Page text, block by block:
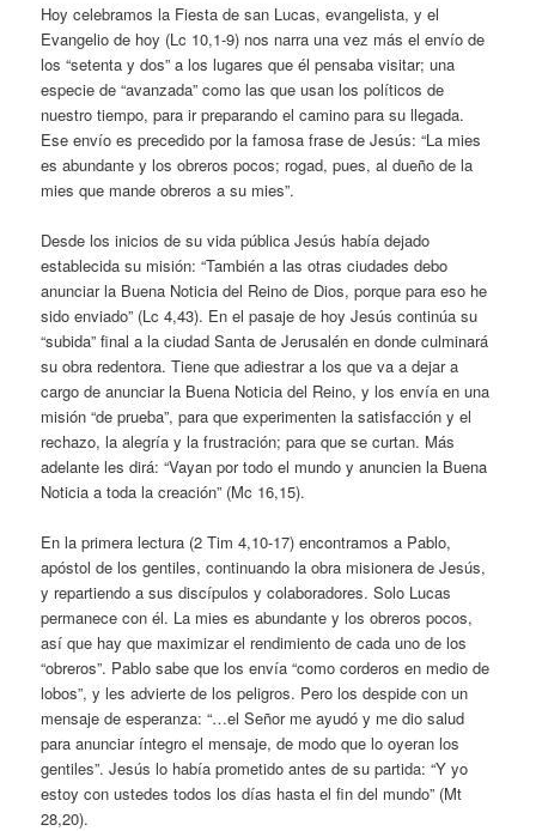
Hoy celebramos la Fiesta de san Lucas, evangelista, y el
Evangelio de hoy (Lc 10,1-9) nos narra una vez más el envío de
los “setenta y dos” a los lugares que él pensaba visitar; una
especie de “avanzada” como las que usan los políticos de
nuestro tiempo, para ir preparando el camino para su llegada.
Ese envío es precedido por la famosa frase de Jesús: “La mies
es abundante y los obreros pocos; rogad, pues, al dueño de la
mies que mande obreros a su mies”.
Desde los inicios de su vida pública Jesús había dejado
establecida su misión: “También a las otras ciudades debo
anunciar la Buena Noticia del Reino de Dios, porque para eso he
sido enviado” (Lc 4,43). En el pasaje de hoy Jesús continúa su
“subida” final a la ciudad Santa de Jerusalén en donde culminará
su obra redentora. Tiene que adiestrar a los que va a dejar a
cargo de anunciar la Buena Noticia del Reino, y los envía en una
misión “de prueba”, para que experimenten la satisfacción y el
rechazo, la alegría y la frustración; para que se curtan. Más
adelante les dirá: “Vayan por todo el mundo y anuncien la Buena
Noticia a toda la creación” (Mc 16,15).
En la primera lectura (2 Tim 4,10-17) encontramos a Pablo,
apóstol de los gentiles, continuando la obra misionera de Jesús,
y repartiendo a sus discípulos y colaboradores. Solo Lucas
permanece con él. La mies es abundante y los obreros pocos,
así que hay que maximizar el rendimiento de cada uno de los
“obreros”. Pablo sabe que los envía “como corderos en medio de
lobos”, y les advierte de los peligros. Pero los despide con un
mensaje de esperanza: “…el Señor me ayudó y me dio salud
para anunciar íntegro el mensaje, de modo que lo oyeran los
gentiles”. Jesús lo había prometido antes de su partida: “Y yo
estoy con ustedes todos los días hasta el fin del mundo” (Mt
28,20).